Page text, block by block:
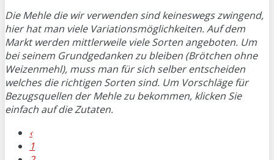
Die Mehle die wir verwenden sind keineswegs zwingend,
hier hat man viele Variationsmöglichkeiten. Auf dem
Markt werden mittlerweile viele Sorten angeboten. Um
bei seinem Grundgedanken zu bleiben (Brötchen ohne
Weizenmehl), muss man für sich selber entscheiden
welches die richtigen Sorten sind. Um Vorschläge für
Bezugsquellen der Mehle zu bekommen, klicken Sie
einfach auf die Zutaten.
‹
1